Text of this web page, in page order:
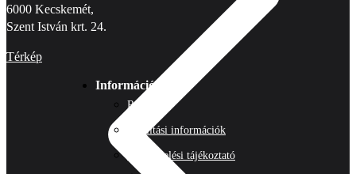
6000 Kecskemét,
Szent István krt. 24.
Térkép
Információk
Rólunk
Szállítási információk
Adatkezelési tájékoztató